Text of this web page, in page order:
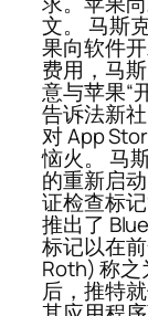
文。 马斯
果向软件
费用，马
意与苹果“
告诉法新
对 App
恼火。 马
的重新启
证检查标
推出了
标记以在
Roth) 称之
后，推特